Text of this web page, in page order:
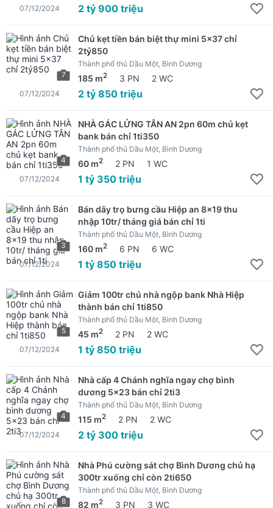
2 tỷ 900 triệu
07/12/2024
7
Chủ kẹt tiền bán biệt thự mini 5x37 chỉ
2tỷ850
Thành phố thủ Dầu Một, Bình Dương
185 m2 3 PN 2 WC
2 tỷ 850 triệu
07/12/2024
4
NHÀ GÁC LỬNG TÂN AN 2pn 60m chủ kẹt
bank bán chỉ 1ti350
Thành phố thủ Dầu Một, Bình Dương
60 m2 2 PN 1 WC
1 tỷ 350 triệu
07/12/2024
3
Bán dãy trọ bưng cầu Hiệp an 8x19 thu
nhập 10tr/ tháng giá bán chỉ 1ti
Thành phố thủ Dầu Một, Bình Dương
160 m2 6 PN 6 WC
1 tỷ 850 triệu
07/12/2024
5
Giảm 100tr chủ nhà ngộp bank Nhà Hiệp
thành bán chỉ 1ti850
Thành phố thủ Dầu Một, Bình Dương
45 m2 2 PN 2 WC
1 tỷ 850 triệu
07/12/2024
4
Nhà cấp 4 Chánh nghĩa ngay chợ bình
dương 5x23 bán chỉ 2ti3
Thành phố thủ Dầu Một, Bình Dương
115 m2 2 PN 2 WC
2 tỷ 300 triệu
07/12/2024
8
Nhà Phú cường sát chợ Bình Dương chủ hạ
300tr xuống chỉ còn 2ti650
Thành phố thủ Dầu Một, Bình Dương
82 m2 3 PN 3 WC